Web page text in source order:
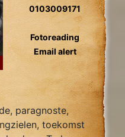
0103009171
Fotoreading
Email alert
paragnoste,
toekomst